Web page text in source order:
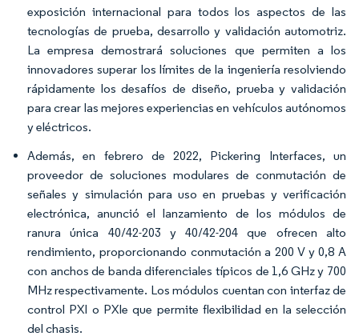
exposición internacional para todos los aspectos de las
tecnologías de prueba, desarrollo y validación automotriz.
La empresa demostrará soluciones que permiten a los
innovadores superar los límites de la ingeniería resolviendo
rápidamente los desafíos de diseño, prueba y validación
para crear las mejores experiencias en vehículos autónomos
y eléctricos.
Además, en febrero de 2022, Pickering Interfaces, un
proveedor de soluciones modulares de conmutación de
señales y simulación para uso en pruebas y verificación
electrónica, anunció el lanzamiento de los módulos de
ranura única 40/42-203 y 40/42-204 que ofrecen alto
rendimiento, proporcionando conmutación a 200 V y 0,8 A
con anchos de banda diferenciales típicos de 1,6 GHz y 700
MHz respectivamente. Los módulos cuentan con interfaz de
control PXI o PXIe que permite flexibilidad en la selección
del chasis.